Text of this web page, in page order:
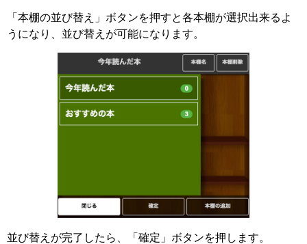
「本棚の並び替え」ボタンを押すと各本棚が選択出来るよ
うになり、並び替えが可能になります。
並び替えが完了したら、「確定」ボタンを押します。